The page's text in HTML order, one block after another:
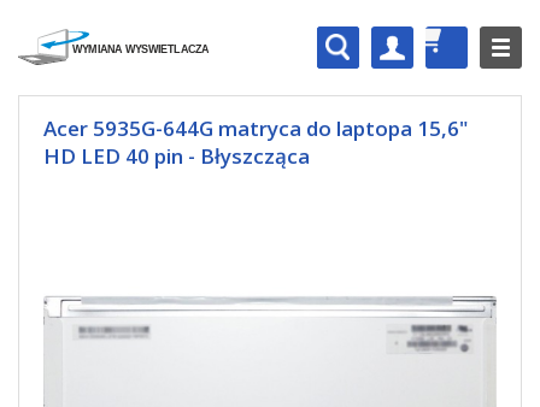
Acer 5935G-644G matryca do laptopa 15,6"
HD LED 40 pin - Błyszcząca